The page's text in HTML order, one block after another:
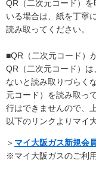
QR（二次元コード）
いる場合は、紙を丁寧
読み取ってください。
■QR（二次元コード）
QR（二次元コード）
ないと読み取りづらく
元コード）を読み取っ
行はできませんので、
以下のリンクよりマイ
＞ マイ大阪ガス新規会
※マイ大阪ガスのご利